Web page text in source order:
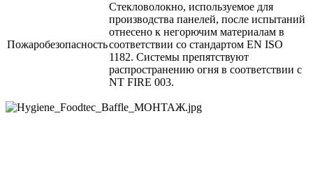
Пожаробезопасность
Стекловолокно, используемое для
производства панелей, после испытаний
отнесено к негорючим материалам в
соответствии со стандартом EN ISO
1182. Системы препятствуют
распространению огня в соответствии с
NT FIRE 003.